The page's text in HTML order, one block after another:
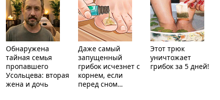
Обнаружена
тайная семья
пропавшего
Усольцева: вторая
жена и дочь
Даже самый
запущенный
грибок исчезнет с
корнем, если
перед сном…
Этот трюк
уничтожает
грибок за 5 дней!